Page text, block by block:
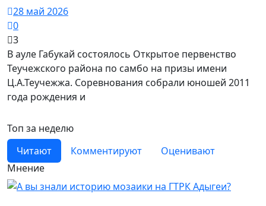
28 май 2026
0
3
В ауле Габукай состоялось Открытое первенство
Теучежского района по самбо на призы имени
Ц.А.Теучежжа. Соревнования собрали юношей 2011
года рождения и
Топ за неделю
Читают
Комментируют
Оценивают
Мнение